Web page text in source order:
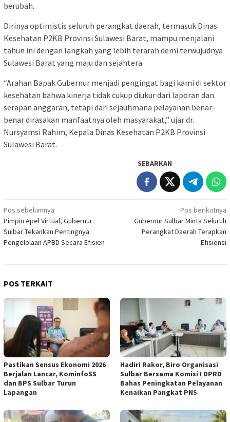
berubah.
Dirinya optimistis seluruh perangkat daerah, termasuk Dinas
Kesehatan P2KB Provinsi Sulawesi Barat, mampu menjalani
tahun ini dengan langkah yang lebih terarah demi terwujudnya
Sulawesi Barat yang maju dan sejahtera.
“Arahan Bapak Gubernur menjadi pengingat bagi kami di sektor
kesehatan bahwa kinerja tidak cukup diukur dari laporan dan
serapan anggaran, tetapi dari sejauhmana pelayanan benar-
benar dirasakan manfaatnya oleh masyarakat,” ujar dr.
Nursyamsi Rahim, Kepala Dinas Kesehatan P2KB Provinsi
Sulawesi Barat.
SEBARKAN
Navigasi
pos
Pos sebelumnya
Pimpin Apel Virtual, Gubernur
Sulbar Tekankan Pentingnya
Pengelolaan APBD Secara Efisien
Pos berikutnya
Gubernur Sulbar Minta Seluruh
Perangkat Daerah Terapkan
Efisiensi
POS TERKAIT
Pastikan Sensus Ekonomi 2026
Berjalan Lancar, KominfoSS
dan BPS Sulbar Turun
Lapangan
Hadiri Rakor, Biro Organisasi
Sulbar Bersama Komisi I DPRD
Bahas Peningkatan Pelayanan
Kenaikan Pangkat PNS